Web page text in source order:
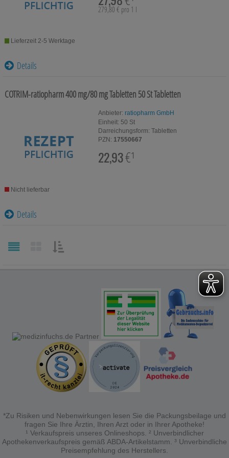
Drittseiten möglichst relevant für Sie zu gestalten.
Bitte beachten Sie, dass Daten hierfür teilweise an
279,80 € pro 1 l
Lieferzeit 2-5 Werktage
Details
COTRIM-ratiopharm 400 mg/80 mg Tabletten 50 StTabletten
Anbieter: ratiopharm GmbH
Einheit: 50 St
Darreichungsform: Tabletten
PZN: 17550667
22,93€¹
Nicht lieferbar
Details
*Zu Risiken und Nebenwirkungen lesen Sie die Packungsbeilage und
fragen Sie Ihre Ärztin, Ihren Arzt oder in Ihrer Apotheke!
¹ Verkaufspreis unseres Onlineshops. ² Unverbindlicher
Apothekenverkaufspreis gemäß ABDA-Artikelstamm. ³ Unverbindliche
Preisempfehlung des Herstellers.